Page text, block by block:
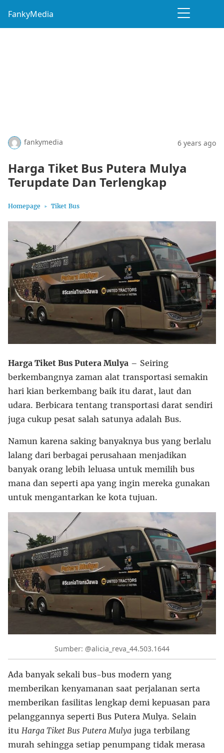
FankyMedia
fankymedia 6 years ago
Harga Tiket Bus Putera Mulya
Terupdate Dan Terlengkap
Homepage Tiket Bus
Harga Tiket Bus Putera Mulya – Seiring
berkembangnya zaman alat transportasi semakin
hari kian berkembang baik itu darat, laut dan
udara. Berbicara tentang transportasi darat sendiri
juga cukup pesat salah satunya adalah Bus.
Namun karena saking banyaknya bus yang berlalu
lalang dari berbagai perusahaan menjadikan
banyak orang lebih leluasa untuk memilih bus
mana dan seperti apa yang ingin mereka gunakan
untuk mengantarkan ke kota tujuan.
Sumber: @alicia_reva_44.503.1644
Ada banyak sekali bus-bus modern yang
memberikan kenyamanan saat perjalanan serta
memberikan fasilitas lengkap demi kepuasan para
pelanggannya seperti Bus Putera Mulya. Selain
itu Harga Tiket Bus Putera Mulya juga terbilang
murah sehingga setiap penumpang tidak merasa